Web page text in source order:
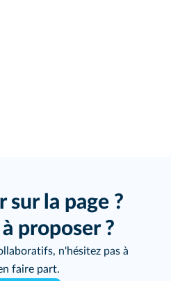
sur la page ?
proposer ?
n'hésitez pas à
faire part.